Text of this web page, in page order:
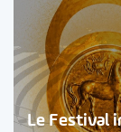
Le Festival